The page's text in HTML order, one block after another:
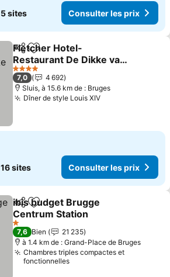
5 sites Consulter les prix
PartagerAjouter à mes favoris
Fletcher Hotel-
Restaurant De Dikke van
Dale
Consulter les prix
4 Étoiles
7,0
4 692
Sluis, à 15.6 km de : Bruges
Dîner de style Louis XIVConsulter les
16 sites Consulter les prix
PartagerAjouter à mes favoris
ibis budget Brugge
Centrum Station
Consulter les prix
1 Étoiles
7,6 Bien
21 235
à 1.4 km de : Grand-Place de Bruges
Chambres triples compactes et
fonctionnelles